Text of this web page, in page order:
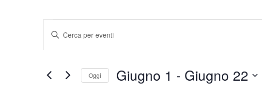
Eventi
Eventi
viste
Inserisci
Eventi
Oggi Giugno 1 - Giugno 22